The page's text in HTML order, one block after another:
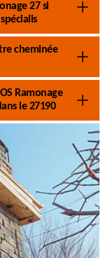
27 si
cheminée
Ramonage
le 27190